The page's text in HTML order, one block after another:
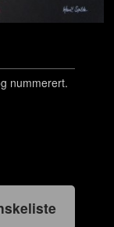
nummerert.